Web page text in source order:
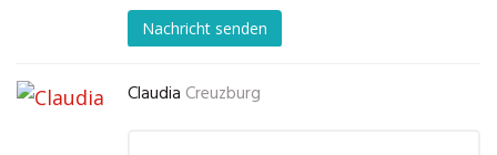
Nachricht senden
Claudia Creuzburg